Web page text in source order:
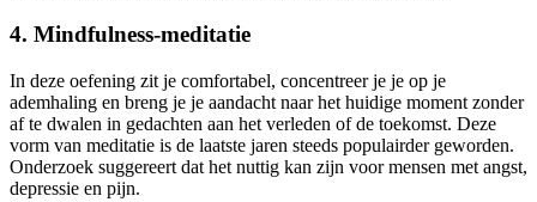
4. Mindfulness-meditatie
In deze oefening zit je comfortabel, concentreer je je op je
ademhaling en breng je je aandacht naar het huidige moment zonder
af te dwalen in gedachten aan het verleden of de toekomst. Deze
vorm van meditatie is de laatste jaren steeds populairder geworden.
Onderzoek suggereert dat het nuttig kan zijn voor mensen met angst,
depressie en pijn.